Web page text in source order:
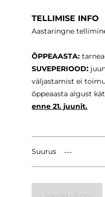
TELLIMISE INFO
Aastaringne
ÕPPEAASTA:
SUVEPERIOOD:
väljastamist ei
õppeaasta algust
enne21. juunit.
Suurus